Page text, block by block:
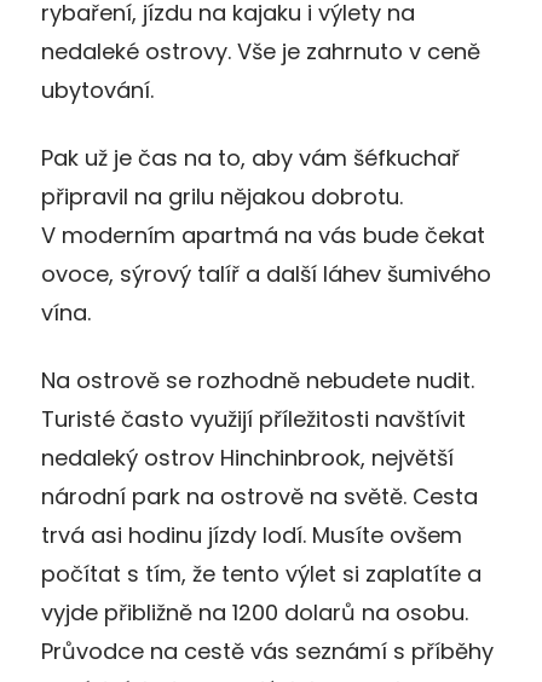
rybaření, jízdu na kajaku i výlety na
nedaleké ostrovy. Vše je zahrnuto v ceně
ubytování.
Pak už je čas na to, aby vám šéfkuchař
připravil na grilu nějakou dobrotu.
V moderním apartmá na vás bude čekat
ovoce, sýrový talíř a další láhev šumivého
vína.
Na ostrově se rozhodně nebudete nudit.
Turisté často využijí příležitosti navštívit
nedaleký ostrov Hinchinbrook, největší
národní park na ostrově na světě. Cesta
trvá asi hodinu jízdy lodí. Musíte ovšem
počítat s tím, že tento výlet si zaplatíte a
vyjde přibližně na 1200 dolarů na osobu.
Průvodce na cestě vás seznámí s příběhy